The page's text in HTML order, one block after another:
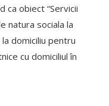
ca obiect “Servicii
natura sociala la
domiciliu pentru
cu domiciliul în